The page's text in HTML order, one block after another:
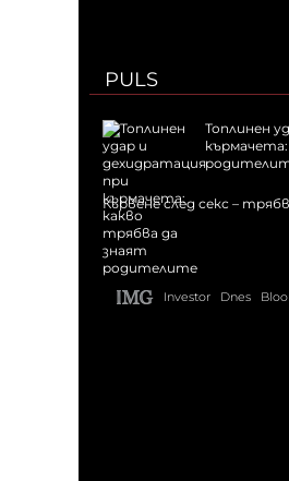
PULS
Топлинен
Кървене след секс –
Investor Dnes